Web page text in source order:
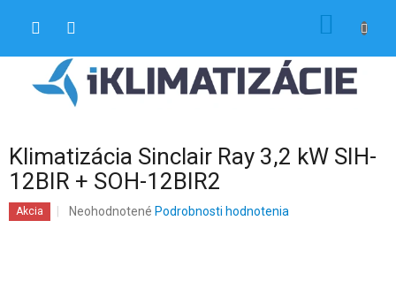
Klimatizácia Sinclair Ray 3,2 kW SIH-
12BIR + SOH-12BIR2
Akcia
Priemerné
Neohodnotené Podrobnosti hodnotenia